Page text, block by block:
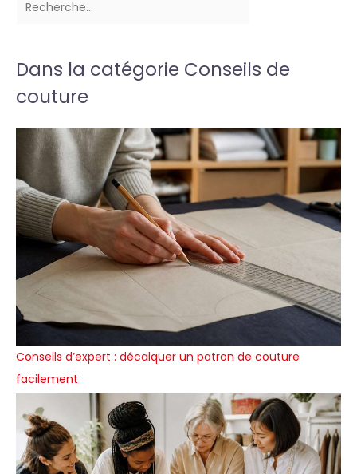
Dans la catégorie Conseils de
couture
Conseils d’expert : décalquer un patron de couture
facilement